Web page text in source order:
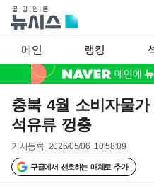
메인 랭킹
충북 4월 소비자물
석유류 껑충
기사등록 2026/05/06 10:58:09
구글에서 선호하는 매체로 추가